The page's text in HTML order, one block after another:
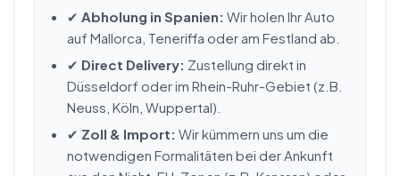
✔ Abholung in Spanien: Wir holen Ihr Auto
auf Mallorca, Teneriffa oder am Festland ab.
✔ Direct Delivery: Zustellung direkt in
Düsseldorf oder im Rhein-Ruhr-Gebiet (z.B.
Neuss, Köln, Wuppertal).
✔ Zoll & Import: Wir kümmern uns um die
notwendigen Formalitäten bei der Ankunft